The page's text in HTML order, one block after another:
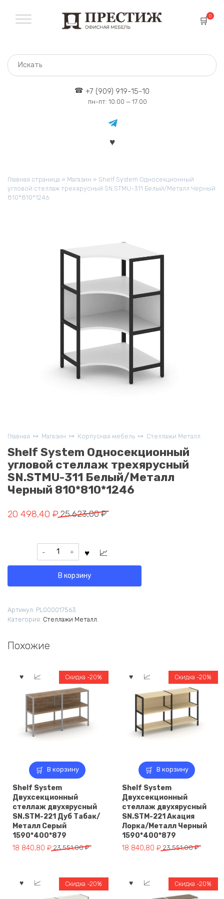
содержанию
0
+7 (909) 919-15-10
пн-пт: 10:00 — 17:00
Главная страница » Магазин » Shelf System Односекционный
угловой стеллаж трехярусный SN.STMU-311 Белый/Металл Черный
810*810*1246
Главная Магазин Корпусная мебель Стеллажи Металл.
Shelf System Односекционный
угловой стеллаж трехярусный
SN.STMU-311 Белый/Металл
Черный 810*810*1246
25 623,00₽
Первоначальная
составляла
623,00 ₽.
20 498,40 ₽
Текущая
498,40 ₽.
Количество
товара
System
стеллаж
трехярусный
311
Черный
810*810*1246
В корзину
Артикул: PL000017563
Категория: Стеллажи Металл.
Похожие
В корзину
Скидка -20%
Shelf System
Двухсекционный
стеллаж двухярусный
SN.STM-221 Дуб Табак/
Металл Серый
1590*400*879
23 551,00₽
Первоначальная
18 840,80 ₽
Текущая
840,80 ₽.
В корзину
Скидка -20%
Shelf System
Двухсекционный
стеллаж двухярусный
SN.STM-221 Акация
Лорка/Металл Черный
1590*400*879
23 551,00₽
Первоначальная
18 840,80 ₽
Текущая
840,80 ₽.
Скидка -20% Скидка -20%